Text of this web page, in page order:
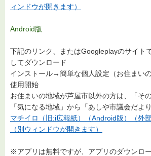
ィンドウが開きます）
Android版
下記のリンク、またはGoogleplayのサイト
してダウンロード
インストール→簡単な個人設定（お住まい
使用開始
お住まいの地域が芦屋市以外の方は、「そ
「気になる地域」から「あしや市議会だよ
マチイロ（旧:i広報紙）（Android版）（外
（別ウィンドウが開きます）
※アプリは無料ですが、アプリのダウンロ